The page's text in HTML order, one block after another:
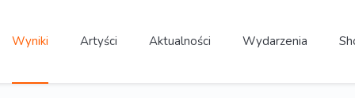
Wyniki Artyści Aktualności Wydarzenia